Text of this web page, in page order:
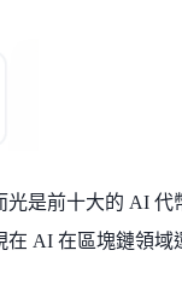
是前十大的 AI
AI 在區塊鏈領域